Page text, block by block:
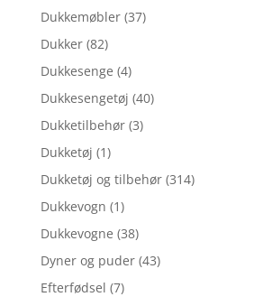
Dukkemøbler (37)
Dukker (82)
Dukkesenge (4)
Dukkesengetøj (40)
Dukketilbehør (3)
Dukketøj (1)
Dukketøj og tilbehør (314)
Dukkevogn (1)
Dukkevogne (38)
Dyner og puder (43)
Efterfødsel (7)